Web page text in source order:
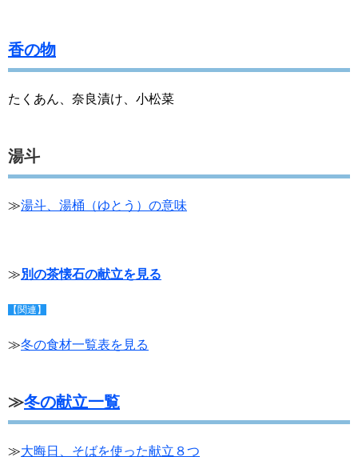
香の物
たくあん、奈良漬け、小松菜
湯斗
≫湯斗、湯桶（ゆとう）の意味
≫別の茶懐石の献立を見る
【関連】
≫冬の食材一覧表を見る
≫冬の献立一覧
≫大晦日、そばを使った献立８つ